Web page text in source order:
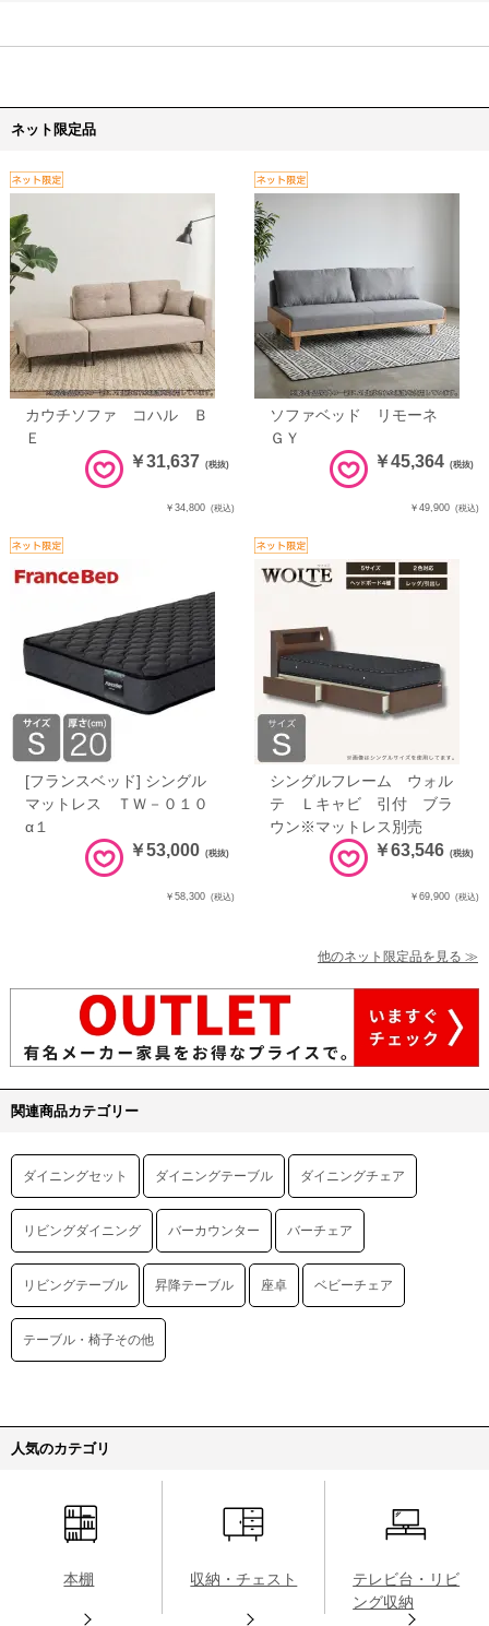
ネット限定品
カウチソファ コハル Ｂ
Ｅ
￥31,637 (税抜)
￥34,800 (税込)
ソファベッド リモーネ
ＧＹ
￥45,364 (税抜)
￥49,900 (税込)
[フランスベッド] シングル
マットレス ＴＷ－０１０
α１
￥53,000 (税抜)
￥58,300 (税込)
シングルフレーム ウォル
テ Ｌキャビ 引付 ブラ
ウン※マットレス別売
￥63,546 (税抜)
￥69,900 (税込)
他のネット限定品を見る ≫
関連商品カテゴリー
ダイニングセット ダイニングテーブル ダイニングチェア
リビングダイニング バーカウンター バーチェア
リビングテーブル 昇降テーブル 座卓 ベビーチェア
テーブル・椅子その他
人気のカテゴリ
本棚 収納・チェスト
テレビ台・リビ
ング収納